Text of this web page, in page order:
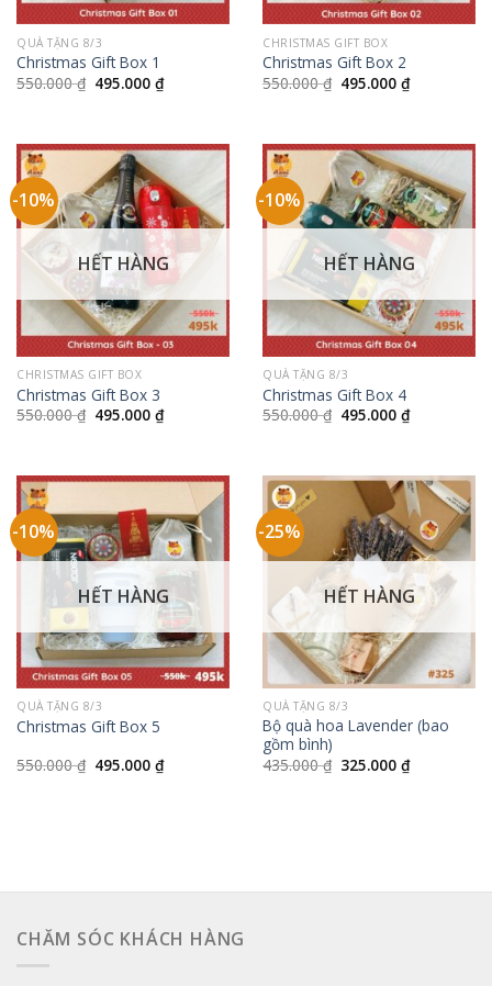
QUÀ TẶNG 8/3
Christmas Gift Box 1
550.000₫ Giá
gốc
495.000₫Giá
CHRISTMAS GIFT BOX
Christmas Gift Box 2
550.000₫ Giá
gốc
495.000₫Giá
-10%
HẾT HÀNG
CHRISTMAS GIFT BOX
Christmas Gift Box 3
550.000₫ Giá
gốc
495.000₫Giá
495.000 ₫.
-10%
HẾT HÀNG
QUÀ TẶNG 8/3
Christmas Gift Box 4
550.000₫ Giá
gốc
495.000₫Giá
495.000 ₫.
-10%
HẾT HÀNG
QUÀ TẶNG 8/3
Christmas Gift Box 5
550.000₫ Giá
gốc
495.000₫Giá
-25%
HẾT HÀNG
QUÀ TẶNG 8/3
Bộ quà hoa Lavender (bao
gồm bình)
435.000₫ Giá
gốc
325.000₫Giá
CHĂM SÓC KHÁCH HÀNG